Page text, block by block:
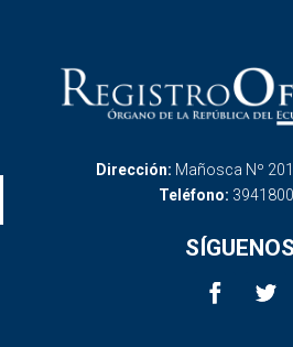
Dirección: Mañosca Nº
Teléfono:
SÍGUENOS